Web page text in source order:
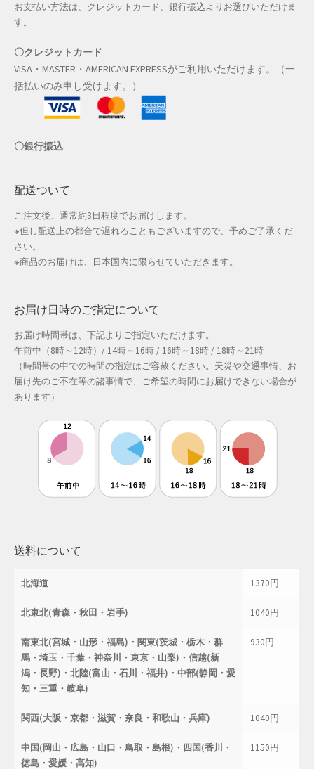
新春・初売り特集
春の新生活応援
特定商取引法に基づく表記
秋 セール
秋服ファッション特集
購入手続き
返金および返品ポリシー
配送状況の確認2
お支払い方法は、クレジットカード、銀行振込よりお選びいただけま
す。
〇クレジットカード
VISA・MASTER・AMERICAN EXPRESSがご利用いただけます。（一
括払いのみ申し受けます。）
〇銀行振込
配送ついて
ご注文後、通常約3日程度でお届けします。
※但し配送上の都合で遅れることもございますので、予めご了承くだ
さい。
※商品のお届けは、日本国内に限らせていただきます。
お届け日時のご指定について
お届け時間帯は、下記よりご指定いただけます。
午前中（8時～12時）/ 14時～16時 / 16時～18時 / 18時～21時
（時間帯の中での時間の指定はご容赦ください。天災や交通事情、お
届け先のご不在等の諸事情で、ご希望の時間にお届けできない場合が
あります）
送料について
北海道 1370円
北東北(青森・秋田・岩手) 1040円
南東北(宮城・山形・福島)・関東(茨城・栃木・群
馬・埼玉・千葉・神奈川・東京・山梨)・信越(新
潟・長野)・北陸(富山・石川・福井)・中部(静岡・愛
知・三重・岐阜)
930円
関西(大阪・京都・滋賀・奈良・和歌山・兵庫) 1040円
中国(岡山・広島・山口・鳥取・島根)・四国(香川・
徳島・愛媛・高知)
1150円